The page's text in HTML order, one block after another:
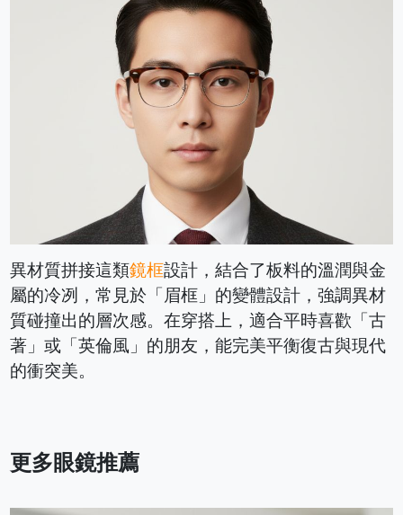
異材質拼接這類鏡框設計，結合了板料的溫潤與金
屬的冷冽，常見於「眉框」的變體設計，強調異材
質碰撞出的層次感。在穿搭上，適合平時喜歡「古
著」或「英倫風」的朋友，能完美平衡復古與現代
的衝突美。
更多眼鏡推薦